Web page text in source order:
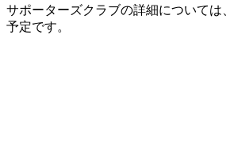
サポーターズクラブの詳細については
予定です。